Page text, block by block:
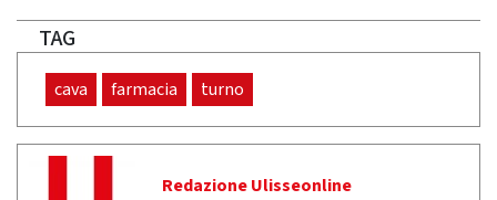
TAG
cava farmacia turno
Redazione Ulisseonline